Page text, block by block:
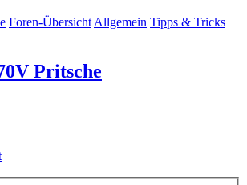
Foren-ÜbersichtAllgemein Tipps & Tricks
Pritsche